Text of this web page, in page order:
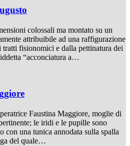
colossali ma montato su un
attribuibile ad una raffigurazione
fisionomici e dalla pettinatura dei
“acconciatura a…
Faustina Maggiore, moglie di
le iridi e le pupille sono
con una tunica annodata sulla spalla
del quale…